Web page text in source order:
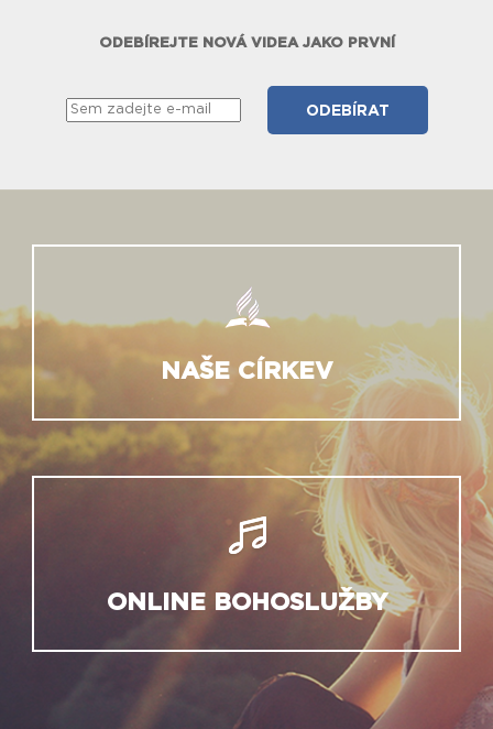
ODEBÍREJTE NOVÁ VIDEA JAKO PRVNÍ
NAŠE CÍRKEV
ONLINE BOHOSLUŽBY